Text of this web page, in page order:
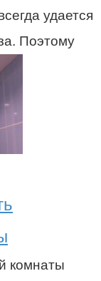
удается
Поэтому
комнаты